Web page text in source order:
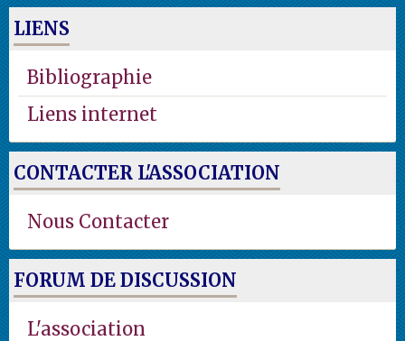
LIENS
Bibliographie
Liens internet
CONTACTER L'ASSOCIATION
Nous Contacter
FORUM DE DISCUSSION
L'association